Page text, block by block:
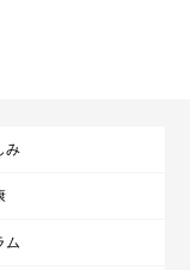
み
ム